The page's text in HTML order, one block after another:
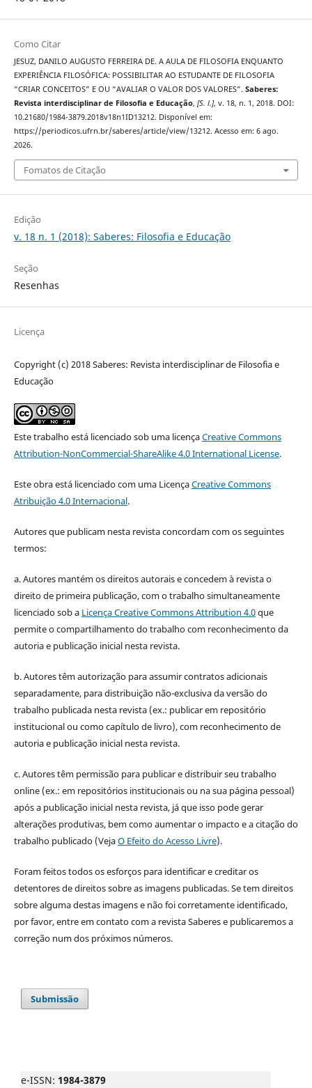
Como Citar
JESUZ, DANILO AUGUSTO FERREIRA DE. A AULA DE FILOSOFIA ENQUANTO
EXPERIÊNCIA FILOSÓFICA: POSSIBILITAR AO ESTUDANTE DE FILOSOFIA
“CRIAR CONCEITOS” E OU “AVALIAR O VALOR DOS VALORES”. Saberes:
Revista interdisciplinar de Filosofia e Educação, [S. l.], v. 18, n. 1, 2018. DOI:
10.21680/1984-3879.2018v18n1ID13212. Disponível em:
https://periodicos.ufrn.br/saberes/article/view/13212. Acesso em: 6 ago.
2026.
Fomatos de Citação
Edição
v. 18 n. 1 (2018): Saberes: Filosofia e Educação
Seção
Resenhas
Licença
Copyright (c) 2018 Saberes: Revista interdisciplinar de Filosofia e
Educação
Este trabalho está licenciado sob uma licençaCreative Commons
Attribution-NonCommercial-ShareAlike 4.0 International License.
Este obra está licenciado com uma LicençaCreative Commons
Atribuição 4.0 Internacional.
Autores que publicam nesta revista concordam com os seguintes
termos:
a. Autores mantém os direitos autorais e concedem à revista o
direito de primeira publicação, com o trabalho simultaneamente
licenciado sob a Licença Creative Commons Attribution 4.0que
permite o compartilhamento do trabalho com reconhecimento da
autoria e publicação inicial nesta revista.
b. Autores têm autorização para assumir contratos adicionais
separadamente, para distribuição não-exclusiva da versão do
trabalho publicada nesta revista (ex.: publicar em repositório
institucional ou como capítulo de livro), com reconhecimento de
autoria e publicação inicial nesta revista.
c. Autores têm permissão para publicar e distribuir seu trabalho
online (ex.: em repositórios institucionais ou na sua página pessoal)
após a publicação inicial nesta revista, já que isso pode gerar
alterações produtivas, bem como aumentar o impacto e a citação do
trabalho publicado (VejaO Efeito do Acesso Livre).
Foram feitos todos os esforços para identificar e creditar os
detentores de direitos sobre as imagens publicadas. Se tem direitos
sobre alguma destas imagens e não foi corretamente identificado,
por favor, entre em contato com a revista Saberes e publicaremos a
correção num dos próximos números.
Submissão
e-ISSN: 1984-3879